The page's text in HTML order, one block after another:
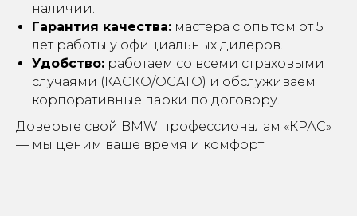
наличии.
Гарантия качества: мастера с опытом от 5
лет работы у официальных дилеров.
Удобство: работаем со всеми страховыми
случаями (КАСКО/ОСАГО) и обслуживаем
корпоративные парки по договору.
Доверьте свой BMW профессионалам «КРАС»
— мы ценим ваше время и комфорт.